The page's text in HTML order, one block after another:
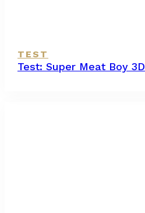
TEST
Test: Super Meat Boy 3D